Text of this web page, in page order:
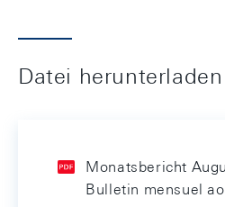
Datei herunterladen
Monatsbericht
Bulletin mensuel